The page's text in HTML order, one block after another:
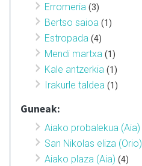
Erromeria (3)
Bertso saioa (1)
Estropada (4)
Mendi martxa (1)
Kale antzerkia (1)
Irakurle taldea (1)
Guneak:
Aiako probalekua (Aia)
San Nikolas eliza (Orio)
Aiako plaza (Aia) (4)